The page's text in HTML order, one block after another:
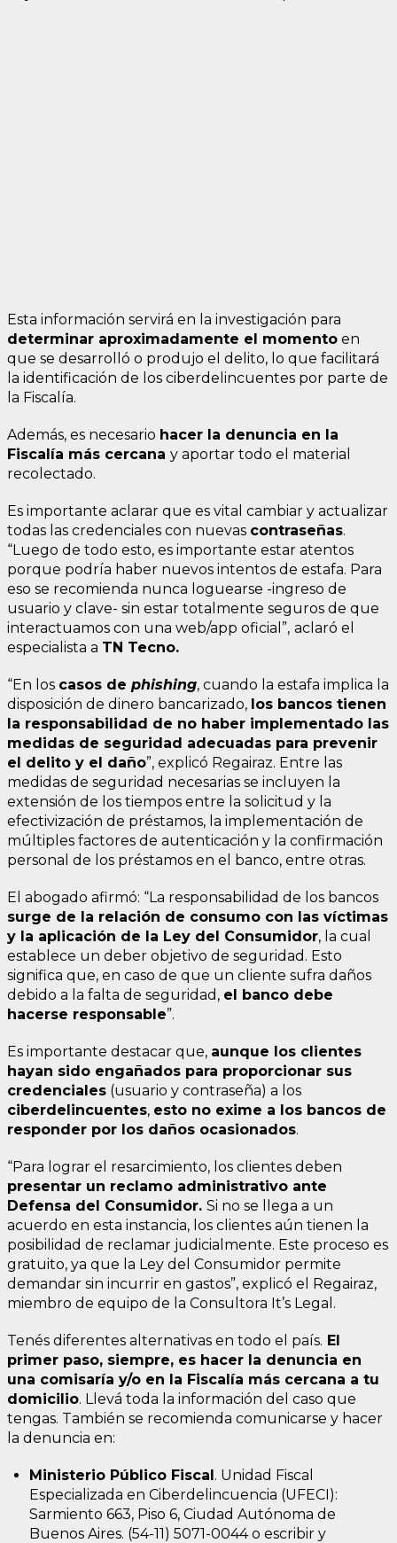
Esta información servirá en la investigación para
determinar aproximadamente el momento en
que se desarrolló o produjo el delito, lo que facilitará
la identificación de los ciberdelincuentes por parte de
la Fiscalía.
Además, es necesario hacer la denuncia en la
Fiscalía más cercana y aportar todo el material
recolectado.
Es importante aclarar que es vital cambiar y actualizar
todas las credenciales con nuevas contraseñas.
“Luego de todo esto, es importante estar atentos
porque podría haber nuevos intentos de estafa. Para
eso se recomienda nunca loguearse -ingreso de
usuario y clave- sin estar totalmente seguros de que
interactuamos con una web/app oficial”, aclaró el
especialista a TN Tecno.
“En los casos de phishing, cuando la estafa implica la
disposición de dinero bancarizado, los bancos tienen
la responsabilidad de no haber implementado las
medidas de seguridad adecuadas para prevenir
el delito y el daño”, explicó Regairaz. Entre las
medidas de seguridad necesarias se incluyen la
extensión de los tiempos entre la solicitud y la
efectivización de préstamos, la implementación de
múltiples factores de autenticación y la confirmación
personal de los préstamos en el banco, entre otras.
El abogado afirmó: “La responsabilidad de los bancos
surge de la relación de consumo con las víctimas
y la aplicación de la Ley del Consumidor, la cual
establece un deber objetivo de seguridad. Esto
significa que, en caso de que un cliente sufra daños
debido a la falta de seguridad, el banco debe
hacerse responsable”.
Es importante destacar que, aunque los clientes
hayan sido engañados para proporcionar sus
credenciales (usuario y contraseña) a los
ciberdelincuentes, esto no exime a los bancos de
responder por los daños ocasionados.
“Para lograr el resarcimiento, los clientes deben
presentar un reclamo administrativo ante
Defensa del Consumidor. Si no se llega a un
acuerdo en esta instancia, los clientes aún tienen la
posibilidad de reclamar judicialmente. Este proceso es
gratuito, ya que la Ley del Consumidor permite
demandar sin incurrir en gastos”, explicó el Regairaz,
miembro de equipo de la Consultora It’s Legal.
Tenés diferentes alternativas en todo el país. El
primer paso, siempre, es hacer la denuncia en
una comisaría y/o en la Fiscalía más cercana a tu
domicilio. Llevá toda la información del caso que
tengas. También se recomienda comunicarse y hacer
la denuncia en:
Ministerio Público Fiscal. Unidad Fiscal
Especializada en Ciberdelincuencia (UFECI):
Sarmiento 663, Piso 6, Ciudad Autónoma de
Buenos Aires. (54-11) 5071-0044 o escribir y